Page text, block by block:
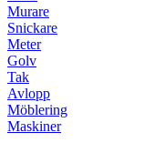
Murare
Snickare
Meter
Golv
Tak
Avlopp
Möblering
Maskiner